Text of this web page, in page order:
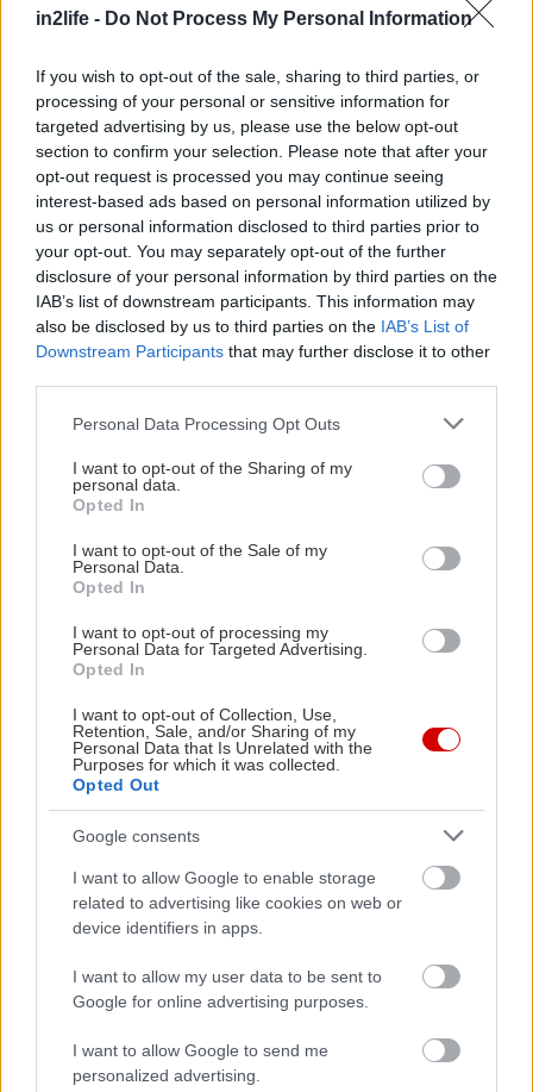
in2life - Do Not Process My Personal Information
If you wish to opt-out of the sale, sharing to third parties, or
processing of your personal or sensitive information for
targeted advertising by us, please use the below opt-out
section to confirm your selection. Please note that after your
opt-out request is processed you may continue seeing
interest-based ads based on personal information utilized by
us or personal information disclosed to third parties prior to
your opt-out. You may separately opt-out of the further
disclosure of your personal information by third parties on the
IAB’s list of downstream participants. This information may
also be disclosed by us to third parties on the IAB’s List of
Downstream Participants that may further disclose it to other
Please note that this website/app uses one or more Google
not limited to your visit or usage behaviour. You may click to
grant or deny consent to Google and its third-party tags to
use your data for below specified purposes in below Google
consent section.
Personal Data Processing Opt Outs
I want to opt-out of the Sharing of my
personal data.
Opted In
I want to opt-out of the Sale of my
Personal Data.
Opted In
I want to opt-out of processing my
Personal Data for Targeted Advertising.
Opted In
I want to opt-out of Collection, Use,
Retention, Sale, and/or Sharing of my
Personal Data that Is Unrelated with the
Purposes for which it was collected.
Opted Out
Google consents
I want to allow Google to enable storage
related to advertising like cookies on web or
device identifiers in apps.
I want to allow my user data to be sent to
Google for online advertising purposes.
I want to allow Google to send me
personalized advertising.
συνέπεια. Κάνε όλα τα απαραίτητα βήματα μέρος
η σωστή περιποίηση του δέρματος είναι και θέμα
φροντίδας της υγείας σου γενικότερα. Η Vichy
είναι δίπλα σου με τρία ισχυρά και
αποτελεσματικά προϊόντα NEOVADIOL.
Χρησιμοποίησε αντιγηραντική κρέμα ημέρας για
ξηρή επιδερμίδα, κρέμα νύχτας για σφριγηλότητα
και λάμψη, και αντιγηραντική κρέμα για το
περίγραμμα ματιών και χειλιών. Επίσης, καλό είναι
να πίνεις άφθονο νερό και να ακολουθείς μία
ισορροπημένη διατροφή.
του εαυτού σου, χωρίς ρυτίδες!